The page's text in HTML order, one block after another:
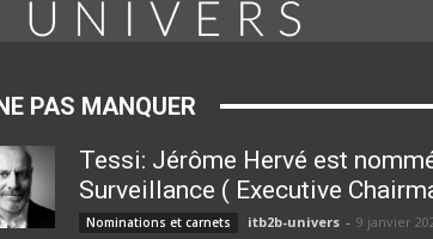
PAS MANQUER
Tessi: Jérôme Hervé est
Surveillance ( Executive
Nominations et carnets itb2b-univers - 9 janvier